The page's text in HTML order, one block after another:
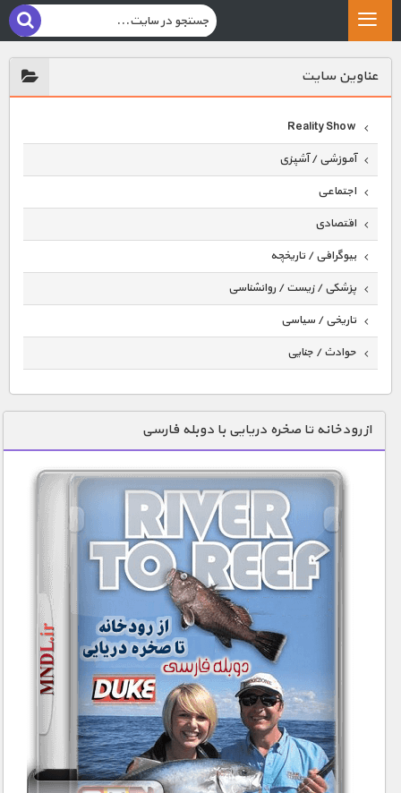
عناوين سايت
Reality Show
آموزشی / آشپزی
اجتماعی
اقتصادی
بیوگرافی / تاریخچه
پزشکی / زیست / روانشناسی
تاریخی / سیاسی
حوادث / جنایی
دنیای خوراکی ها
زمین شناسی / محیط زیست
سازه/ معماری/ مهندسی
سرگرمی
شناخت کودکان
علم و فناوری
گردشگری
ماورایی
مسابقات / ورزشی
از رودخانه تا صخره دریایی با دوبله فارسی